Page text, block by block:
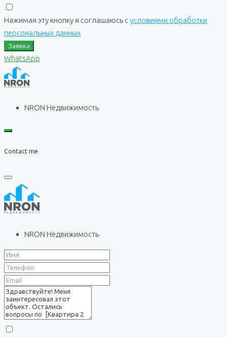
Нажимая эту кнопку я соглашаюсь сусловиями обработки
персональных данных
Заявка
WhatsApp
NRON Недвижимость
Contact me
NRON Недвижимость